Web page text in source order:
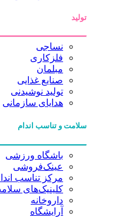
تولید
نساجی
فلزکاری
مبلمان
صنایع غذایی
تولید نوشیدنی
هدایای سازمانی
سلامت و تناسب اندام
باشگاه ورزشی
عینک‌فروشی
مرکز تناسب
کلینیک‌های
داروخانه
آرایشگاه